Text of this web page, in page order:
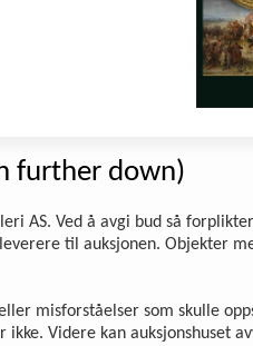
further down)
AS. Ved å avgi bud så
til auksjonen. Objekter
misforståelser som skulle
Videre kan auksjonshuset